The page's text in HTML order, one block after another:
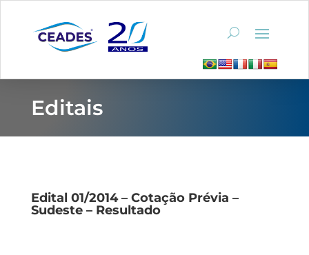
Editais
Edital 01/2014 – Cotação Prévia –
Sudeste – Resultado